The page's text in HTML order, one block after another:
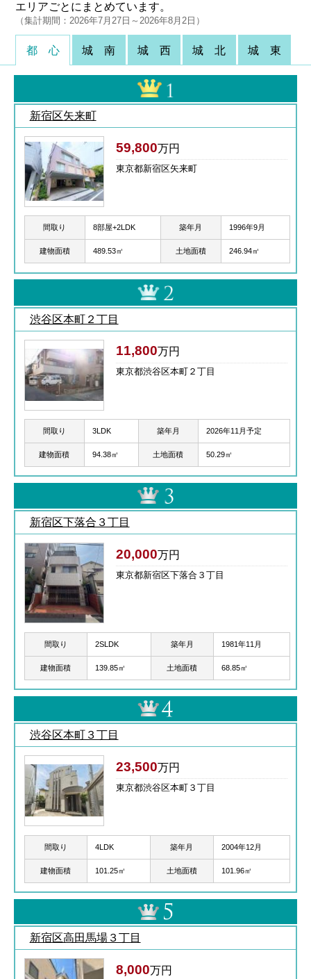
エリアごとにまとめています。
（集計期間：2026年7月27日～2026年8月2日）
都 心 城 南 城 西 城 北 城 東
新宿区矢来町
59,800万円
東京都新宿区矢来町
間取り 8部屋+2LDK 築年月 1996年9月
建物面積 489.53㎡ 土地面積 246.94㎡
渋谷区本町２丁目
11,800万円
東京都渋谷区本町２丁目
間取り 3LDK 築年月 2026年11月予定
建物面積 94.38㎡ 土地面積 50.29㎡
新宿区下落合３丁目
20,000万円
東京都新宿区下落合３丁目
間取り 2SLDK 築年月 1981年11月
建物面積 139.85㎡ 土地面積 68.85㎡
渋谷区本町３丁目
23,500万円
東京都渋谷区本町３丁目
間取り 4LDK 築年月 2004年12月
建物面積 101.25㎡ 土地面積 101.96㎡
新宿区高田馬場３丁目
8,000万円